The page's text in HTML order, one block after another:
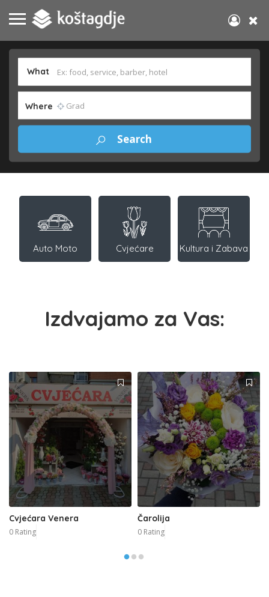
What
Where
Auto Moto Cvjećare Kultura i Zabava
Izdvajamo za Vas:
Cvjećara Venera
0 Rating
Čarolija
0 Rating